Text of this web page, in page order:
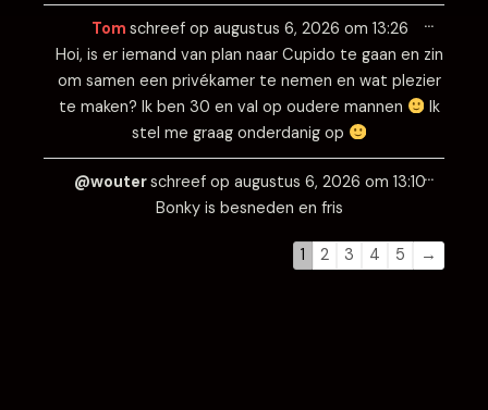
Tom schreef op augustus 6, 2026 om 13:26
Hoi, is er iemand van plan naar Cupido te gaan en zin
om samen een privékamer te nemen en wat plezier
te maken? Ik ben 30 en val op oudere mannen
Ik
stel me graag onderdanig op
…
Wissel
deze
@wouterschreef op augustus 6, 2026 om 13:10
Bonky is besneden en fris
…
Wissel
deze
1 2 3 4 5 →